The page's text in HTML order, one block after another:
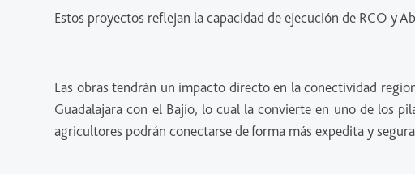
Estos proyectos reflejan la capacidad de ejecución de RCO y
Las obras tendrán un impacto directo en la conectividad
Guadalajara con el Bajío, lo cual la convierte en uno de los
agricultores podrán conectarse de forma más expedita y